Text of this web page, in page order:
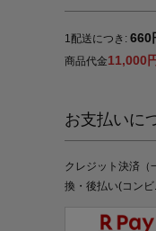
1配送につき: 660
商品代金11,000
お支払いに
クレジット決済（
換・後払い(コン